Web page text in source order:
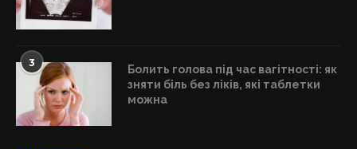
3
Болить голова під час вагітності: як
зняти біль без ліків, які таблетки
можна